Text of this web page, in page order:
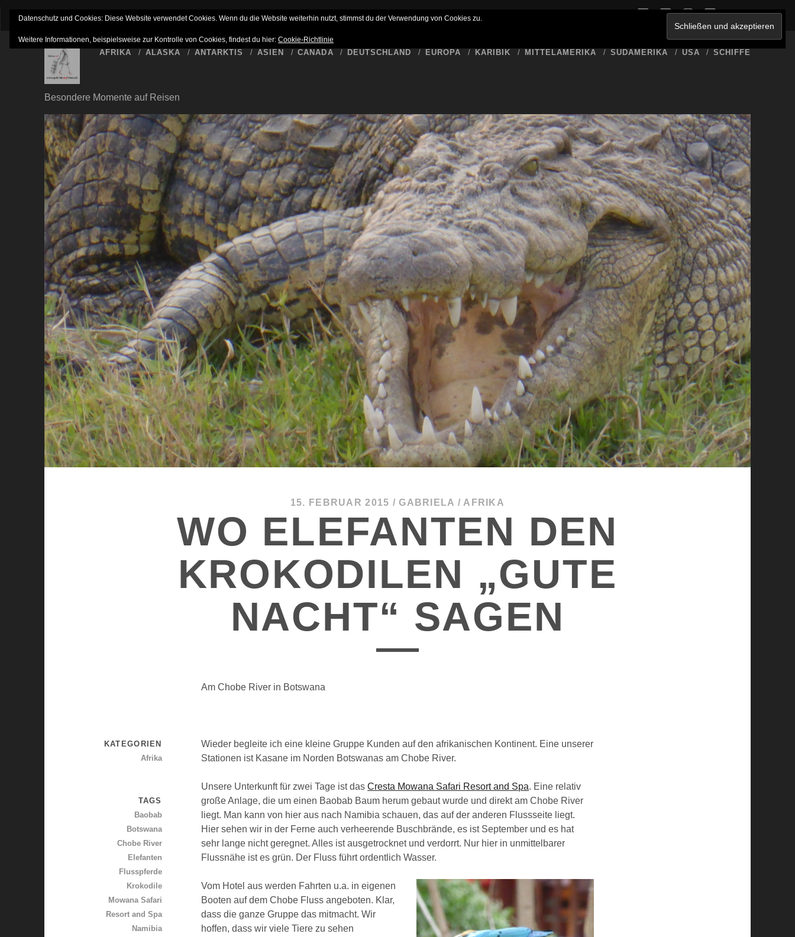
IMPRESSUM NETTIQUETTE HAFTUNGSAUSSCHLUSS BUCKET LIST WER SCHREIBT HIER DATENSCHUTZERKLÄRUNG twitterfacebook
instagram
youtube
Besondere Momente auf Reisen
AFRIKA ALASKA ANTARKTIS ASIEN CANADA DEUTSCHLAND EUROPA KARIBIK MITTELAMERIKA SÜDAMERIKA USA SCHIFFE
15. FEBRUAR 2015 /GABRIELA / AFRIKA
WO ELEFANTEN DEN
KROKODILEN „GUTE
NACHT“ SAGEN
Am Chobe River in Botswana
Wieder begleite ich eine kleine Gruppe Kunden auf den afrikanischen Kontinent. Eine unserer
Stationen ist Kasane im Norden Botswanas am Chobe River.
Unsere Unterkunft für zwei Tage ist dasCresta Mowana Safari Resort and Spa. Eine relativ
große Anlage, die um einen Baobab Baum herum gebaut wurde und direkt am Chobe River
liegt. Man kann von hier aus nach Namibia schauen, das auf der anderen Flussseite liegt.
Hier sehen wir in der Ferne auch verheerende Buschbrände, es ist September und es hat
sehr lange nicht geregnet. Alles ist ausgetrocknet und verdorrt. Nur hier in unmittelbarer
Flussnähe ist es grün. Der Fluss führt ordentlich Wasser.
Vom Hotel aus werden Fahrten u.a. in eigenen
Booten auf dem Chobe Fluss angeboten. Klar,
dass die ganze Gruppe das mitmacht. Wir
hoffen, dass wir viele Tiere zu sehen
KATEGORIEN
Afrika
TAGS
Baobab
Botswana
Chobe River
Elefanten
Flusspferde
Krokodile
Mowana Safari
Resort and Spa
Namibia
Datenschutz und Cookies: Diese Website verwendet Cookies. Wenn du die Website weiterhin nutzt, stimmst du der Verwendung von Cookies zu.
Weitere Informationen, beispielsweise zur Kontrolle von Cookies, findest du hier: Cookie-Richtlinie